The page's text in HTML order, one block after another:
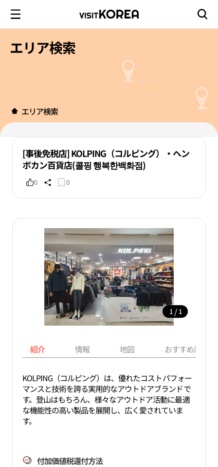
エリア検索
エリア検索
[事後免税店] KOLPING（コルピング）・ヘン
ボカン百貨店(콜핑 행복한백화점)
0 0
1 / 1
紹介 情報 地図 おすすめ周辺
KOLPING（コルピング）は、優れたコストパフォー
マンスと技術を誇る実用的なアウトドアブランドで
す。登山はもちろん、様々なアウトドア活動に最適
な機能性の高い製品を展開し、広く愛されていま
す。
付加価値税還付方法